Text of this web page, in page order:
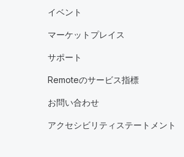
イベント
マーケットプレイス
サポート
Remoteのサービス指標
お問い合わせ
アクセシビリティステートメント